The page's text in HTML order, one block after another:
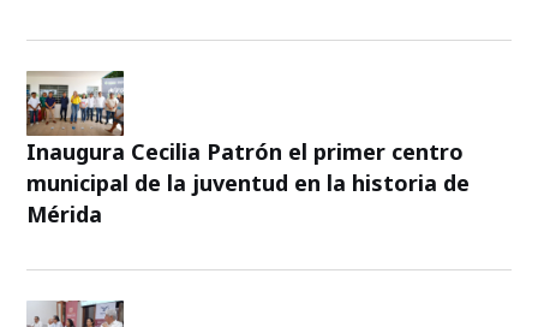
Inaugura Cecilia Patrón el primer centro
municipal de la juventud en la historia de
Mérida